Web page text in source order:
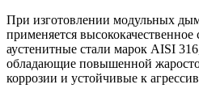
При изготовлении модульных
применяется
аустенитные стали марок AISI
обладающие повышенной
коррозии и устойчивые к